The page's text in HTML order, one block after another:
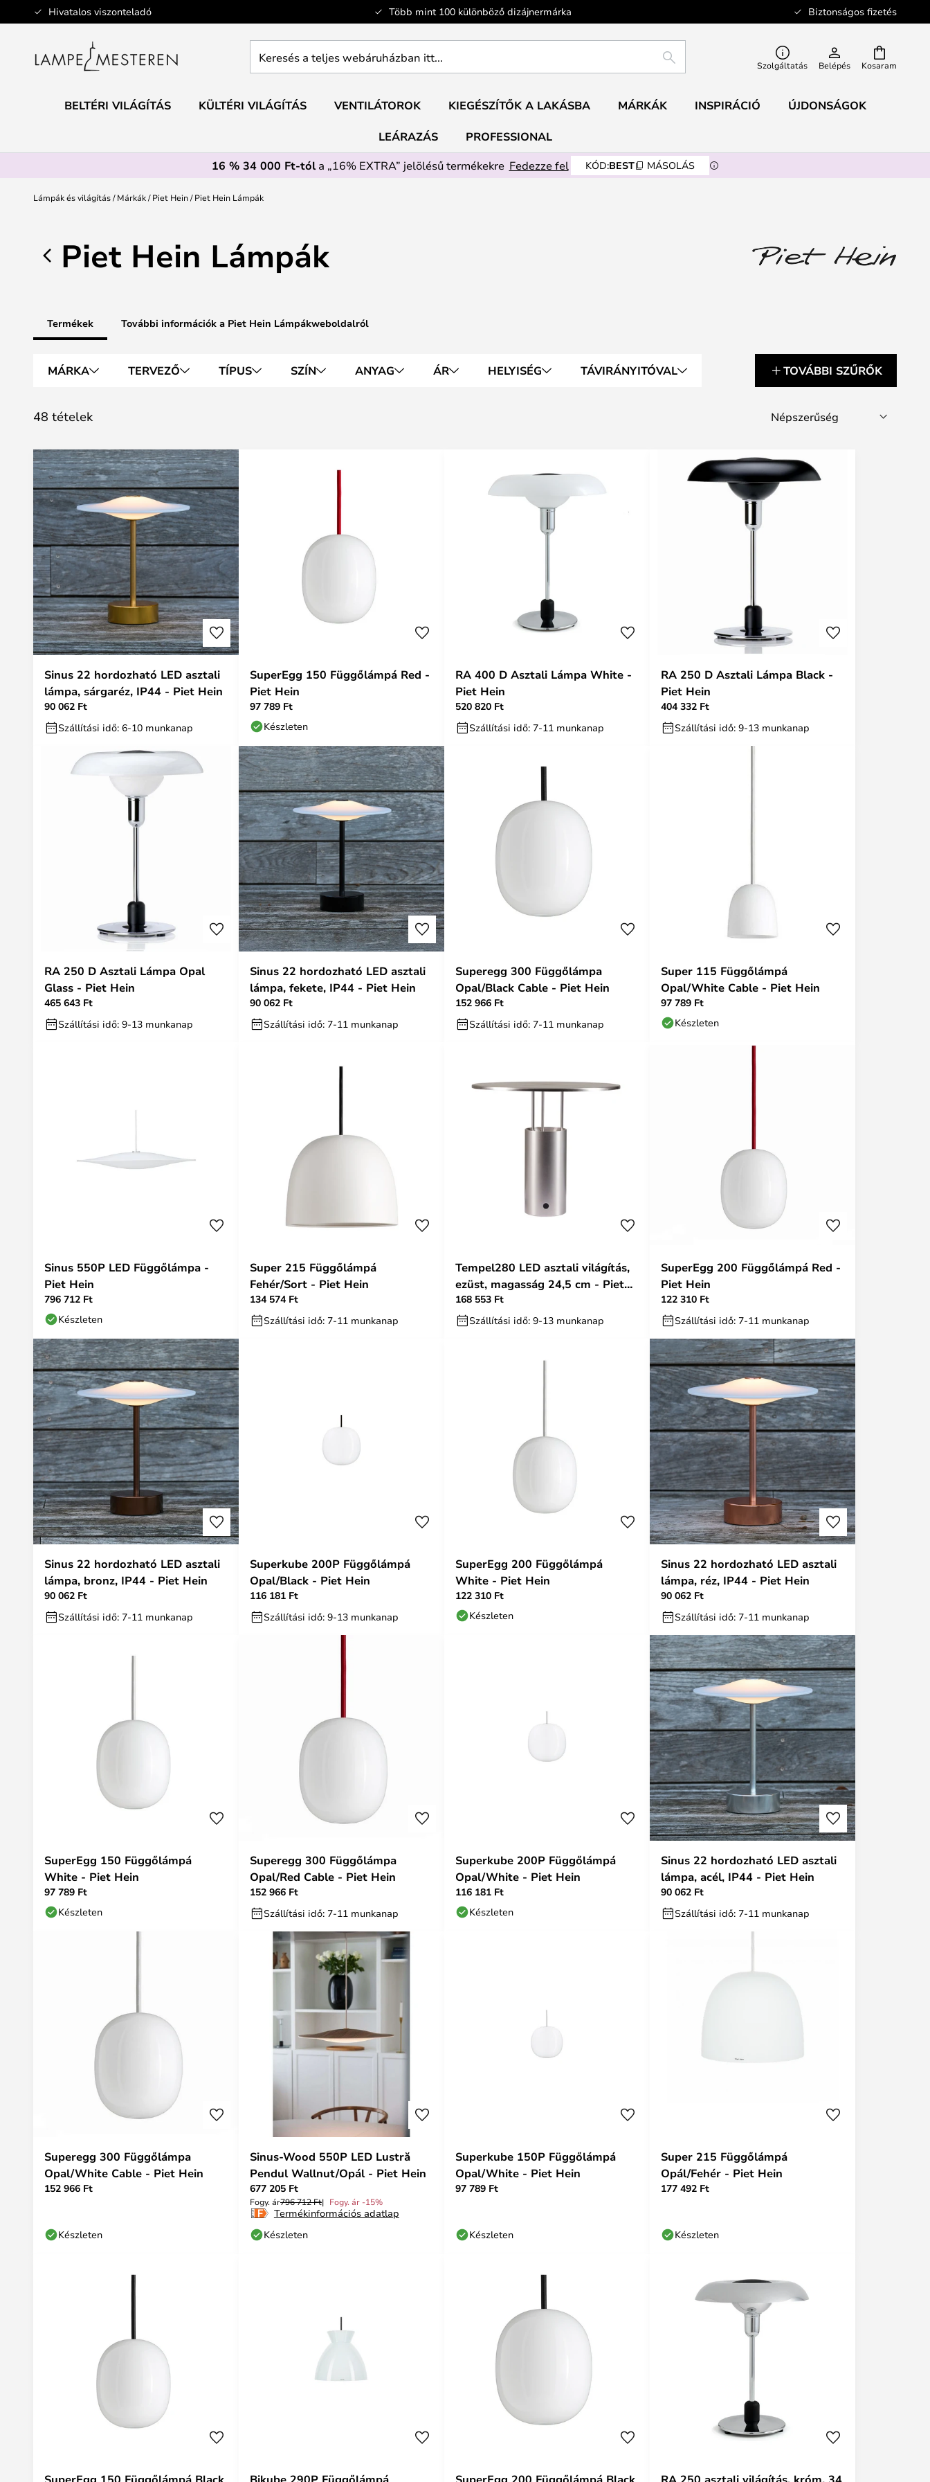
Hivatalos viszonteladó Több mint 100 különböző dizájnermárka Biztonságos fizetés
Ugrás
a
tartalomhoz
Kosaram
webáruházban
KERESÉS Szolgáltatás Belépés
BELTÉRI VILÁGÍTÁS KÜLTÉRI VILÁGÍTÁS VENTILÁTOROK KIEGÉSZÍTŐK A LAKÁSBA MÁRKÁK INSPIRÁCIÓ ÚJDONSÁGOK
LEÁRAZÁS
PROFESSIONAL
16 % 34 000 Ft-tóla „16% EXTRA” jelölésű termékekre Fedezze fel KÓD:BEST MÁSOLÁS
Lámpák és világítás Márkák Piet Hein Piet Hein Lámpák
Piet Hein Lámpák
Termékek További információk a Piet Hein Lámpákweboldalról
MÁRKA TERVEZŐ TÍPUS SZÍN ANYAG ÁR HELYISÉG TÁVIRÁNYITÓVAL TOVÁBBI SZŰRŐK
48 tételek
Sinus 22 hordozható LED asztali
lámpa, sárgaréz, IP44 - Piet Hein
90 062 Ft
Szállítási idő: 6-10 munkanap
SuperEgg 150 Függőlámpá Red -
Piet Hein
97 789 Ft
Készleten
RA 400 D Asztali Lámpa White -
Piet Hein
520 820 Ft
Szállítási idő: 7-11 munkanap
RA 250 D Asztali Lámpa Black -
Piet Hein
404 332 Ft
Szállítási idő: 9-13 munkanap
RA 250 D Asztali Lámpa Opal
Glass - Piet Hein
465 643 Ft
Szállítási idő: 9-13 munkanap
Sinus 22 hordozható LED asztali
lámpa, fekete, IP44 - Piet Hein
90 062 Ft
Szállítási idő: 7-11 munkanap
Superegg 300 Függőlámpa
Opal/Black Cable - Piet Hein
152 966 Ft
Szállítási idő: 7-11 munkanap
Super 115 Függőlámpá
Opal/White Cable - Piet Hein
97 789 Ft
Készleten
Sinus 550P LED Függőlámpa -
Piet Hein
796 712 Ft
Készleten
Super 215 Függőlámpá
Fehér/Sort - Piet Hein
134 574 Ft
Szállítási idő: 7-11 munkanap
Tempel280 LED asztali világítás,
ezüst, magasság 24,5 cm - Piet
Hein
168 553 Ft
Szállítási idő: 9-13 munkanap
SuperEgg 200 Függőlámpá Red -
Piet Hein
122 310 Ft
Szállítási idő: 7-11 munkanap
Sinus 22 hordozható LED asztali
lámpa, bronz, IP44 - Piet Hein
90 062 Ft
Szállítási idő: 7-11 munkanap
Superkube 200P Függőlámpá
Opal/Black - Piet Hein
116 181 Ft
Szállítási idő: 9-13 munkanap
SuperEgg 200 Függőlámpá
White - Piet Hein
122 310 Ft
Készleten
Sinus 22 hordozható LED asztali
lámpa, réz, IP44 - Piet Hein
90 062 Ft
Szállítási idő: 7-11 munkanap
SuperEgg 150 Függőlámpá
White - Piet Hein
97 789 Ft
Készleten
Superegg 300 Függőlámpa
Opal/Red Cable - Piet Hein
152 966 Ft
Szállítási idő: 7-11 munkanap
Superkube 200P Függőlámpá
Opal/White - Piet Hein
116 181 Ft
Készleten
Sinus 22 hordozható LED asztali
lámpa, acél, IP44 - Piet Hein
90 062 Ft
Szállítási idő: 7-11 munkanap
Superegg 300 Függőlámpa
Opal/White Cable - Piet Hein
152 966 Ft
Készleten
Sinus-Wood 550P LED Lustră
Pendul Wallnut/Opál - Piet Hein
677 205 Ft
Fogy. ár796 712 Ft Fogy. ár -15%
Termékinformációs adatlap
Készleten
Superkube 150P Függőlámpá
Opal/White - Piet Hein
97 789 Ft
Készleten
Super 215 Függőlámpá
Opál/Fehér - Piet Hein
177 492 Ft
Készleten